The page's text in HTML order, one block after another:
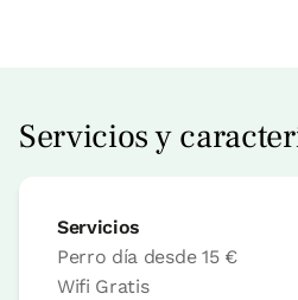
Más información
Estudio Gorosti
Servicios y
Servicios
Perro día desde 15 €
Wifi Gratis